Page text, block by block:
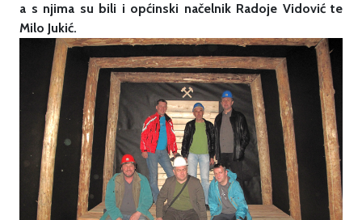
a s njima su bili i općinski načelnik Radoje Vidović te
Milo Jukić.